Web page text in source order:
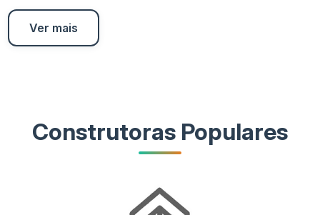
Ver mais
Construtoras Populares